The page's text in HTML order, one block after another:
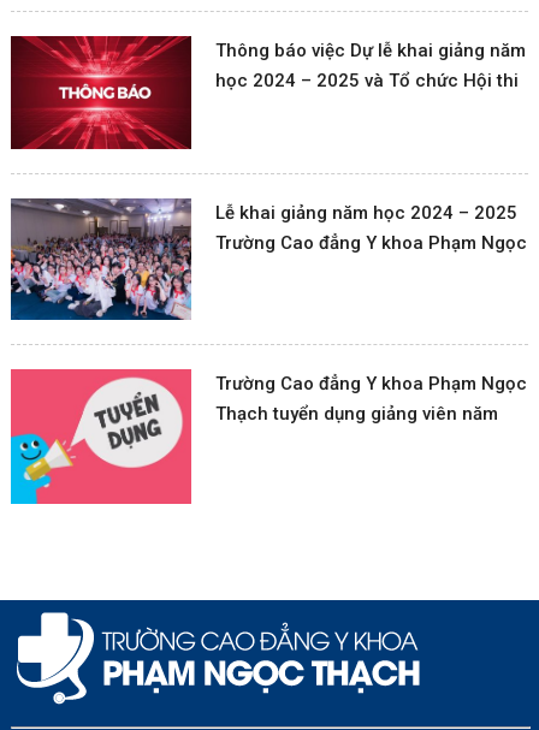
Thông báo việc Dự lễ khai giảng năm
học 2024 – 2025 và Tổ chức Hội thi
Nam (20/11/1982 – 20/11/2024)
Lễ khai giảng năm học 2024 – 2025
Trường Cao đẳng Y khoa Phạm Ngọc
Trường Cao đẳng Y khoa Phạm Ngọc
Thạch tuyển dụng giảng viên năm